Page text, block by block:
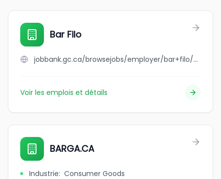
Bar Filo
jobbank.gc.ca/browsejobs/employer/bar+filo/ca
Voir les emplois et détails
BARGA.CA
Industrie: Consumer Goods